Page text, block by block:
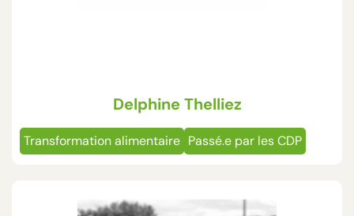
Delphine Thelliez
Transformation alimentaire Passé.e par les CDP